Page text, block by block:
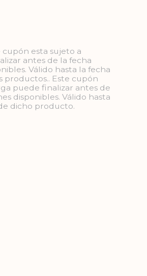
esta sujeto a
antes de la fecha
Válido hasta la fecha
productos.. Este cupón
puede finalizar antes de
disponibles. Válido hasta
dicho producto.